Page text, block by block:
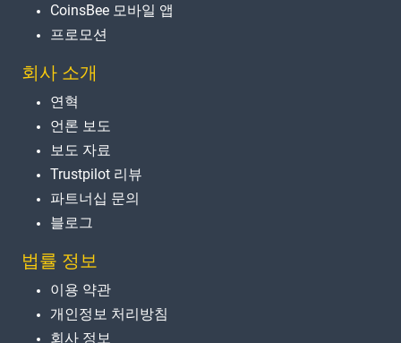
CoinsBee 모바일 앱
프로모션
회사 소개
연혁
언론 보도
보도 자료
Trustpilot 리뷰
파트너십 문의
블로그
법률 정보
이용 약관
개인정보 처리방침
회사 정보